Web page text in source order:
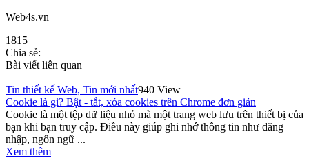
Web4s.vn
1815
Chia sẻ:
Bài viết liên quan
Tin thiết kế Web, Tin mới nhất940 View
Cookie là gì? Bật - tắt, xóa cookies trên Chrome đơn giản
Cookie là một tệp dữ liệu nhỏ mà một trang web lưu trên thiết bị của
bạn khi bạn truy cập. Điều này giúp ghi nhớ thông tin như đăng
nhập, ngôn ngữ ...
Xem thêm